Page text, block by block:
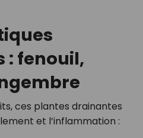
: fenouil,
ces plantes drainantes
et l’inflammation :